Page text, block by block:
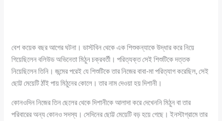
বেশ কয়েক বছর আগের ঘটনা। ডাস্টবিন থেকে এক শিশুকন্যাকে উদ্ধার করে নিয়ে
গিয়েছিলেন বলিউড অভিনেতা মিঠুন চক্রবর্তী। পরিত্যক্ত সেই শিশুটিকে দত্তক
নিয়েছিলেন তিনি। জন্মের পরেই যে শিশুটিকে তার নিজের বাবা-মা পরিত্যাগ করেছিল, সেই
ছোট্ট মেয়েটি ঠাঁই পায় মিঠুনের কোলে। তার নাম দেওয়া হয় দিশানী।
কোনওদিন নিজের তিন ছেলের থেকে দিশানীকে আলাদা করে দেখেননি মিঠুন বা তার
পরিবারের অন্য কোনও সদস্য। সেদিনের ছোট্ট মেয়েটি বড় হয়ে গেছে। ইনস্টাগ্রামে তার